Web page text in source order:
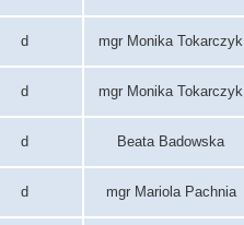
d mgr Monika Tokarczyk
d mgr Monika Tokarczyk
d Beata Badowska
d mgr Mariola Pachnia